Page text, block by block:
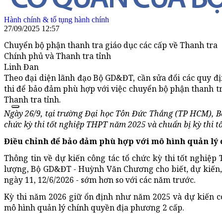
Hành chính & tố tụng hành chính
27/09/2025 12:57
Chuyển bộ phận thanh tra giáo dục các cấp về Thanh tra
Chính phủ và Thanh tra tỉnh
Linh Đan
Theo đại diện lãnh đạo Bộ GD&ĐT, cần sửa đổi các
thi để bảo đảm phù hợp với việc chuyển bộ phận thanh
Thanh tra tỉnh.
Ngày 26/9, tại trường Đại học Tôn Đức Thắng (TP HCM),
chức kỳ thi tốt nghiệp THPT năm 2025 và chuẩn bị kỳ thi
Điều chỉnh để bảo đảm phù hợp với mô hình quản
Thông tin về dự kiến công tác tổ chức kỳ thi tốt nghiệp
lượng, Bộ GD&ĐT - Huỳnh Văn Chương cho biết, dự
ngày 11, 12/6/2026 - sớm hơn so với các năm trước.
Kỳ thi năm 2026 giữ ổn định như năm 2025 và dự kiến
mô hình quản lý chính quyền địa phương 2 cấp.